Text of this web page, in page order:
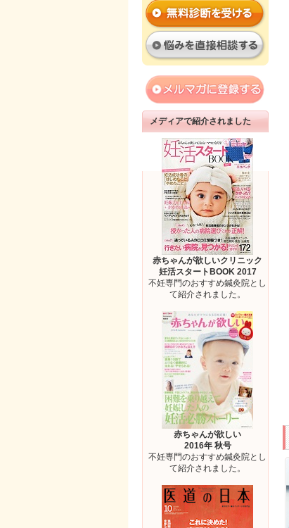
メディアで紹介されました
赤ちゃんが欲しいクリニック
妊活スタートBOOK 2017
不妊専門のおすすめ鍼灸院とし
て紹介されました。
赤ちゃんが欲しい
2016年 秋号
不妊専門のおすすめ鍼灸院とし
て紹介されました。